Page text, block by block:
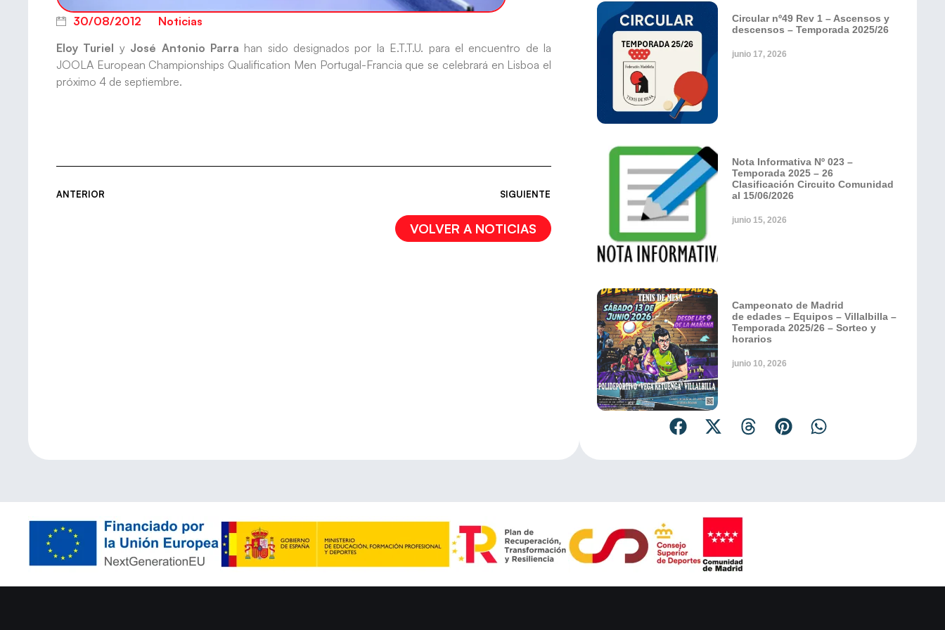
30/08/2012
Noticias
Eloy Turiel y José Antonio Parra han sido designados por la E.T.T.U. para el encuentro de la
JOOLA European Championships Qualification Men Portugal-Francia que se celebrará en Lisboa el
próximo 4 de septiembre.
ANTERIOR SIGUIENTE
VOLVER A NOTICIAS
Circular nº49 Rev 1 – Ascensos y
descensos – Temporada 2025/26
junio 17, 2026
Nota Informativa Nº 023 –
Temporada 2025 – 26
Clasificación Circuito Comunidad
al 15/06/2026
junio 15, 2026
Campeonato de Madrid
de edades – Equipos – Villalbilla –
Temporada 2025/26 – Sorteo y
horarios
junio 10, 2026